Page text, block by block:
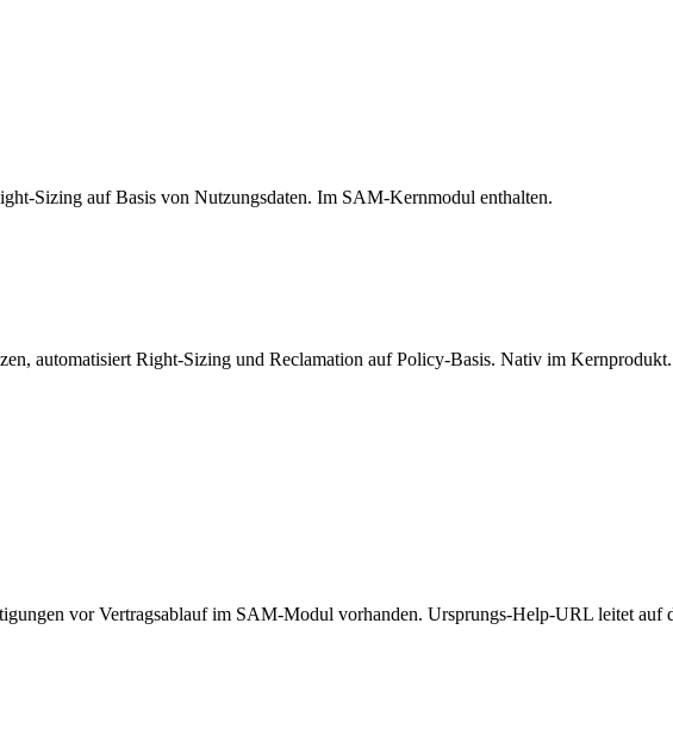
Sizing auf Basis von Nutzungsdaten. Im SAM-Kernmodul enthalten.
automatisiert Right-Sizing und Reclamation auf Policy-Basis. Nativ im Kernprodukt.
vor Vertragsablauf im SAM-Modul vorhanden. Ursprungs-Help-URL leitet auf